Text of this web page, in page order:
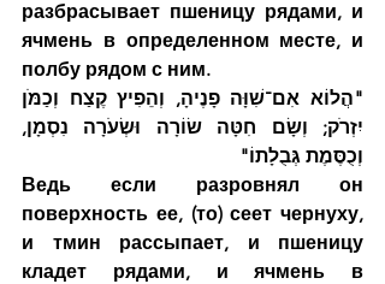
разбрасывает пшеницу рядами, и
ячмень в определенном месте, и
полбу рядом с ним.
וְכֻסֶּמֶת גְּבֻלָתוֹ"
Ведь если разровнял он
поверхность ее, (то) сеет чернуху,
и тмин рассыпает, и пшеницу
кладет рядами, и ячмень в